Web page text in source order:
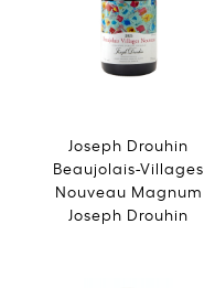
Joseph Drouhin
Beaujolais-Villages
Nouveau Magnum
Joseph Drouhin